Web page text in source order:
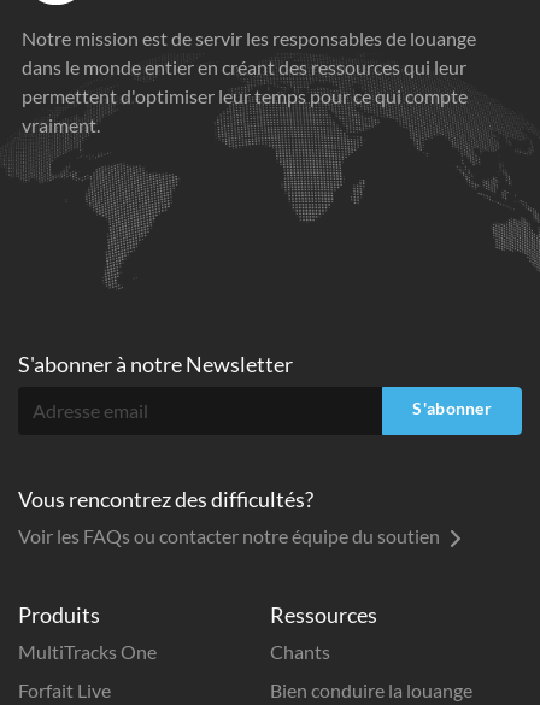
Notre mission est de servir les responsables de louange
dans le monde entier en créant des ressources qui leur
permettent d'optimiser leur temps pour ce qui compte
vraiment.
Produits
MultiTracks One
Forfait Live
Ressources
Chants
Bien conduire la louange
S'abonner à notre Newsletter
S'abonner
Vous rencontrez des difficultés?
Voir les FAQs ou contacter notre équipe du soutien